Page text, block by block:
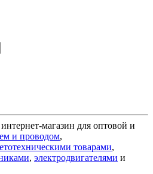
магазин для оптовой и
и проводом,
товарами,
, электродвигателями и